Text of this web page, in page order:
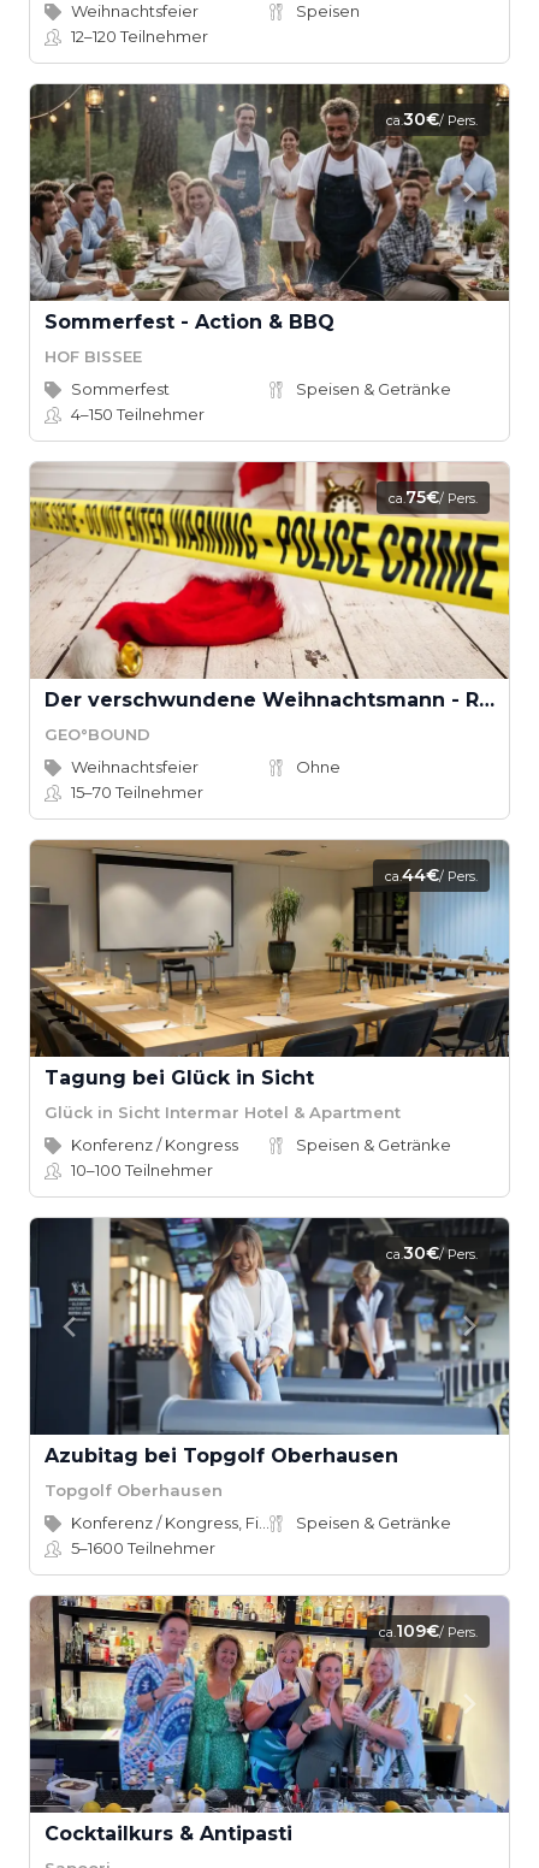
Weihnachtsfeier
Speisen
12–120Teilnehmer
ca.30€/ Pers.
Sommerfest - Action & BBQ
HOF BISSEE
Sommerfest
Speisen & Getränke
4–150Teilnehmer
ca.75€/ Pers.
Der verschwundene Weihnachtsmann - Rettet Weihnachten! (Teamevent)
GEO°BOUND
Weihnachtsfeier
Ohne
15–70Teilnehmer
ca.44€/ Pers.
Tagung bei Glück in Sicht
Glück in Sicht Intermar Hotel & Apartment
Konferenz / Kongress
Speisen & Getränke
10–100Teilnehmer
ca.30€/ Pers.
Azubitag bei Topgolf Oberhausen
Topgolf Oberhausen
Speisen & Getränke
5–1600Teilnehmer
ca.109€/ Pers.
Cocktailkurs & Antipasti